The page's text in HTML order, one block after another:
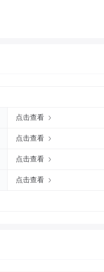
点击查看
点击查看
点击查看
点击查看